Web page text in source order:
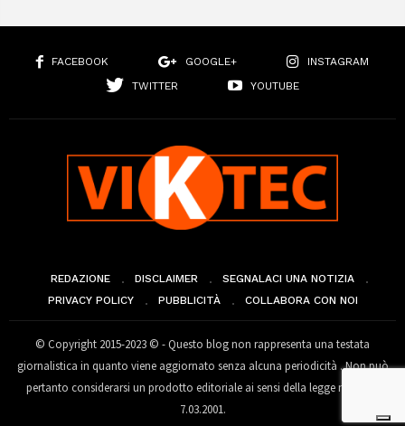
FACEBOOK GOOGLE+
INSTAGRAM
TWITTER
YOUTUBE
REDAZIONE DISCLAIMER
SEGNALACI UNA NOTIZIA
PRIVACY POLICY
PUBBLICITÀ COLLABORA CON NOI
© Copyright 2015-2023 © - Questo blog non rappresenta una testata
giornalistica in quanto viene aggiornato senza alcuna periodicità . Non può
pertanto considerarsi un prodotto editoriale ai sensi della legge n° 62 del
7.03.2001.